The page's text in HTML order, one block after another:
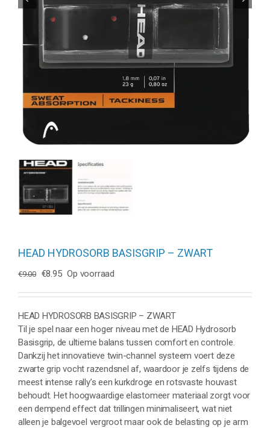
HEAD HYDROSORB BASISGRIP – ZWART
€9.00
Oorspronkelijke
was:
€9.00.
€8.95Huidige
is:
€8.95.
Op voorraad
HEAD HYDROSORB BASISGRIP – ZWART
Til je spel naar een hoger niveau met de HEAD Hydrosorb
Basisgrip, de ultieme balans tussen comfort en controle.
Dankzij het innovatieve twin-channel systeem voert deze
zwarte grip vocht razendsnel af, waardoor je zelfs tijdens de
meest intense rally’s een kurkdroge en rotsvaste houvast
behoudt. Het hoogwaardige elastomeer materiaal zorgt voor
een dempend effect dat trillingen minimaliseert, wat niet
alleen je balgevoel vergroot maar ook de belasting op je arm